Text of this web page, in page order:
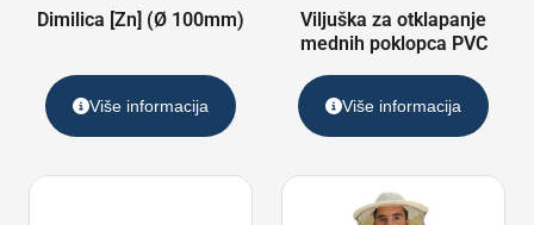
Dimilica [Zn] (Ø 100mm)
Više informacija
Viljuška za otklapanje
mednih poklopca PVC
Više informacija